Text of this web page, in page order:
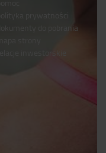
polityka prywatności
dokumenty do pobrania